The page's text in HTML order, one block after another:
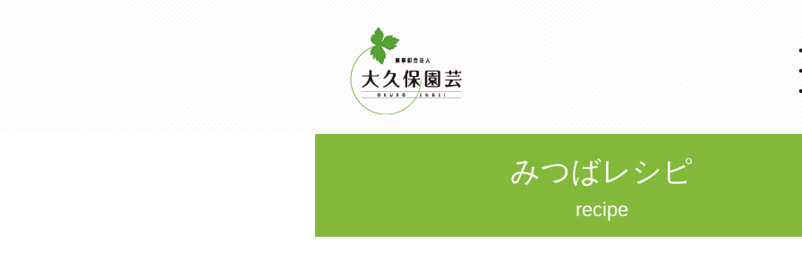
みつばレシピ
recipe